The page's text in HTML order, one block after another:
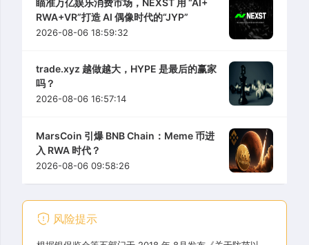
瞄准万亿娱乐消费市场，NEXST 用 “AI+
RWA+VR”打造 AI 偶像时代的“JYP”
2026-08-06 18:59:32
trade.xyz 越做越大，HYPE 是最后的赢家
吗？
2026-08-06 16:57:14
MarsCoin 引爆 BNB Chain：Meme 币进
入 RWA 时代？
2026-08-06 09:58:26
风险提示